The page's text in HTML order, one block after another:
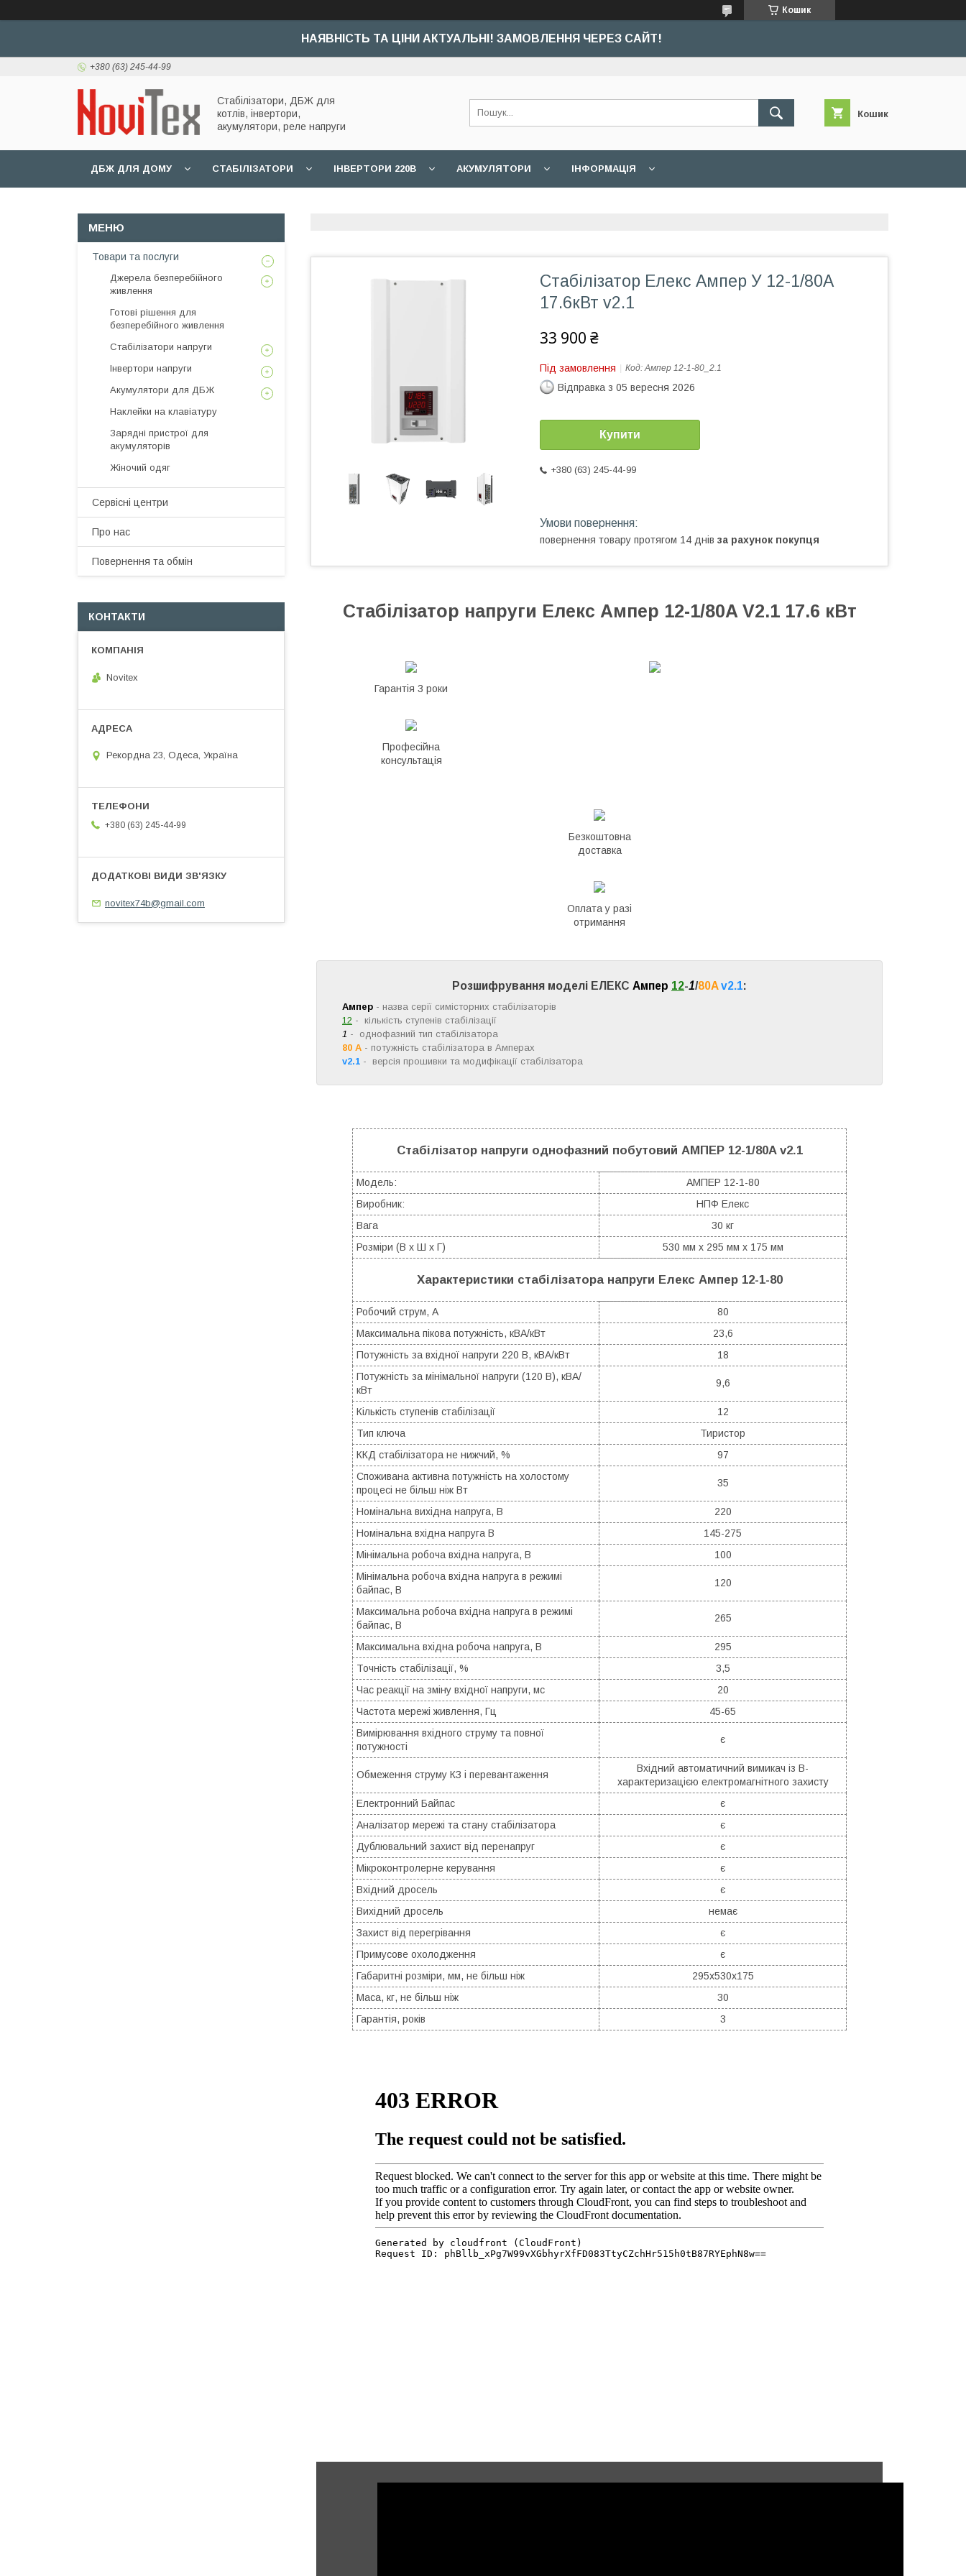
Кошик
НАЯВНІСТЬ ТА ЦІНИ АКТУАЛЬНІ! ЗАМОВЛЕННЯ ЧЕРЕЗ САЙТ!
+380 (63) 245-44-99
Стабілізатори, ДБЖ для
котлів, інвертори,
акумулятори, реле напруги
Кошик
ДБЖ ДЛЯ ДОМУ СТАБІЛІЗАТОРИ ІНВЕРТОРИ 220В АКУМУЛЯТОРИ ІНФОРМАЦІЯ
Стабілізатор Елекс Ампер У 12-1/80А
17.6кВт v2.1
33 900 ₴
Під замовлення Код:Ампер 12-1-80_2.1
Відправка з 05 вересня 2026
Купити
+380 (63) 245-44-99
повернення товару протягом 14 днів за рахунок покупця
Стабілізатор напруги Елекс Ампер 12-1/80A V2.1 17.6 кВт
Гарантія 3 роки
Професійна
консультація
Безкоштовна
доставка
Оплата у разі
отримання
Розшифрування моделі ЕЛЕКС Ампер 12-1/80A v2.1:
Ампер - назва серії симісторних стабілізаторів
12 - кількість ступенів стабілізації
1 - однофазний тип стабілізатора
80 А - потужність стабілізатора в Амперах
v2.1 - версія прошивки та модифікації стабілізатора
Стабілізатор напруги однофазний побутовий АМПЕР 12-1/80A v2.1
Модель:
АМПЕР 12-1-80
Виробник:
НПФ Елекс
Вага
30 кг
Розміри (В х Ш х Г)
530 мм x 295 мм x 175 мм
Характеристики стабілізатора напруги Елекс Ампер 12-1-80
Робочий струм, А
80
Максимальна пікова потужність, кВА/кВт
23,6
Потужність за вхідної напруги 220 В, кВА/кВт
18
Потужність за мінімальної напруги (120 В), кВА/
кВт
9,6
Кількість ступенів стабілізації
12
Тип ключа
Тиристор
ККД стабілізатора не нижчий, %
97
Споживана активна потужність на холостому
процесі не більш ніж Вт
35
Номінальна вихідна напруга, В
220
Номінальна вхідна напруга В
145-275
Мінімальна робоча вхідна напруга, В
100
Мінімальна робоча вхідна напруга в режимі
байпас, В
120
Максимальна робоча вхідна напруга в режимі
байпас, В
265
Максимальна вхідна робоча напруга, В
295
Точність стабілізації, %
3,5
Час реакції на зміну вхідної напруги, мс
20
Частота мережі живлення, Гц
45-65
Вимірювання вхідного струму та повної
потужності
є
Обмеження струму КЗ і перевантаження
Вхідний автоматичний вимикач із B-
характеризацією електромагнітного захисту
Електронний Байпас
є
Аналізатор мережі та стану стабілізатора
є
Дублювальний захист від перенапруг
є
Мікроконтролерне керування
є
Вхідний дросель
є
Вихідний дросель
немає
Захист від перегрівання
є
Примусове охолодження
є
Габаритні розміри, мм, не більш ніж
295x530x175
Маса, кг, не більш ніж
30
Гарантія, років
3
Товари та послуги
Джерела безперебійного
живлення
Готові рішення для
безперебійного живлення
Стабілізатори напруги
Інвертори напруги
Акумулятори для ДБЖ
Наклейки на клавіатуру
Зарядні пристрої для
акумуляторів
Жіночий одяг
Сервісні центри
Про нас
Повернення та обмін
КОНТАКТИ
Novitex
Рекордна 23, Одеса, Україна
+380 (63) 245-44-99
novitex74b@gmail.com